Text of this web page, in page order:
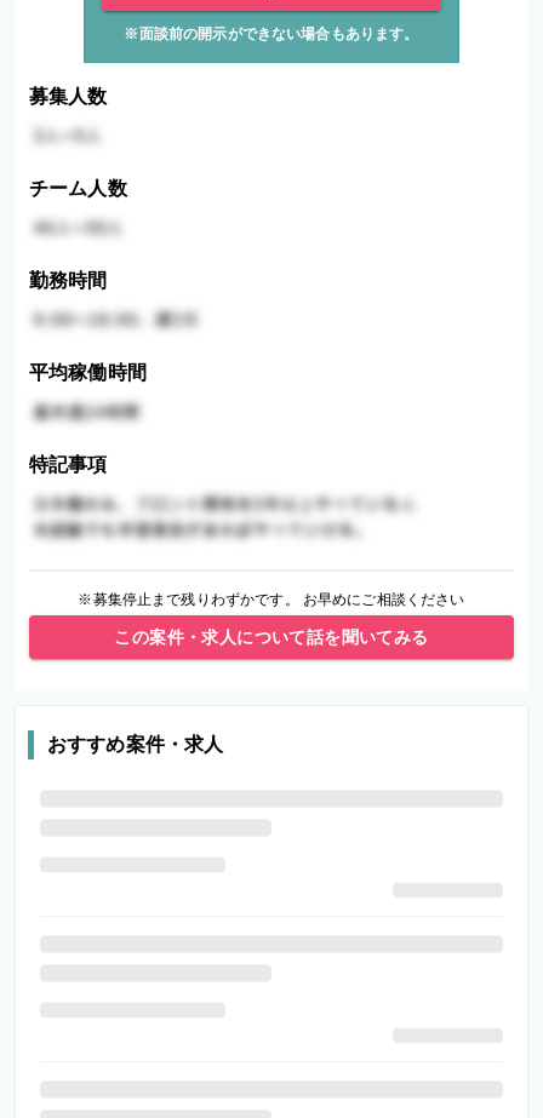
※面談前の開示ができない場合もあります。
募集人数
チーム人数
勤務時間
平均稼働時間
特記事項
※募集停止まで残りわずかです。 お早めにご相談ください
この案件・求人について話を聞いてみる
おすすめ案件・求人